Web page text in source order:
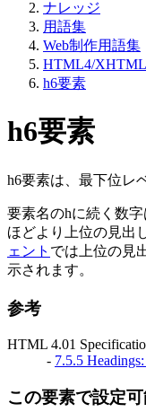
ナレッジ
用語集
Web制作用語集
HTML4/
h6要素
h6要素
h6要素は、最下位レ
要素名のhに続く数
ほどより上位の見出
ェント では上位の見
示されます。
参考
HTML 4.01
- 7.5.5
この要素で設定